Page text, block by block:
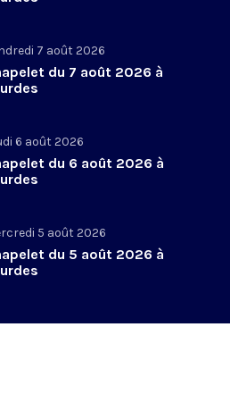
7 août 2026
du 7 août 2026 à
6 août 2026
du 6 août 2026 à
5 août 2026
du 5 août 2026 à